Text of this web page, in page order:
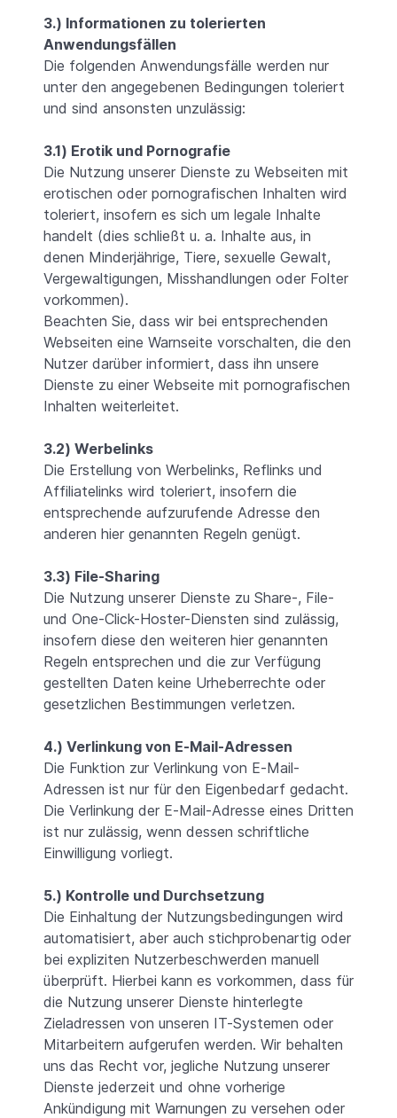
3.) Informationen zu tolerierten
Anwendungsfällen
Die folgenden Anwendungsfälle werden nur
unter den angegebenen Bedingungen toleriert
und sind ansonsten unzulässig:
3.1) Erotik und Pornografie
Die Nutzung unserer Dienste zu Webseiten mit
erotischen oder pornografischen Inhalten wird
toleriert, insofern es sich um legale Inhalte
handelt (dies schließt u. a. Inhalte aus, in
denen Minderjährige, Tiere, sexuelle Gewalt,
Vergewaltigungen, Misshandlungen oder Folter
vorkommen).
Beachten Sie, dass wir bei entsprechenden
Webseiten eine Warnseite vorschalten, die den
Nutzer darüber informiert, dass ihn unsere
Dienste zu einer Webseite mit pornografischen
Inhalten weiterleitet.
3.2) Werbelinks
Die Erstellung von Werbelinks, Reflinks und
Affiliatelinks wird toleriert, insofern die
entsprechende aufzurufende Adresse den
anderen hier genannten Regeln genügt.
3.3) File-Sharing
Die Nutzung unserer Dienste zu Share-, File-
und One-Click-Hoster-Diensten sind zulässig,
insofern diese den weiteren hier genannten
Regeln entsprechen und die zur Verfügung
gestellten Daten keine Urheberrechte oder
gesetzlichen Bestimmungen verletzen.
4.) Verlinkung von E-Mail-Adressen
Die Funktion zur Verlinkung von E-Mail-
Adressen ist nur für den Eigenbedarf gedacht.
Die Verlinkung der E-Mail-Adresse eines Dritten
ist nur zulässig, wenn dessen schriftliche
Einwilligung vorliegt.
5.) Kontrolle und Durchsetzung
Die Einhaltung der Nutzungsbedingungen wird
automatisiert, aber auch stichprobenartig oder
bei expliziten Nutzerbeschwerden manuell
überprüft. Hierbei kann es vorkommen, dass für
die Nutzung unserer Dienste hinterlegte
Zieladressen von unseren IT-Systemen oder
Mitarbeitern aufgerufen werden. Wir behalten
uns das Recht vor, jegliche Nutzung unserer
Dienste jederzeit und ohne vorherige
Ankündigung mit Warnungen zu versehen oder